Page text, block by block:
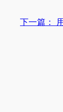
下一篇：